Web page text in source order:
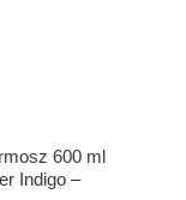
600 ml
Indigo –